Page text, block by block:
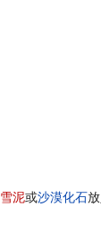
雪泥或沙漠化石